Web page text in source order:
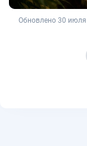
не
Обновлено 30 июля